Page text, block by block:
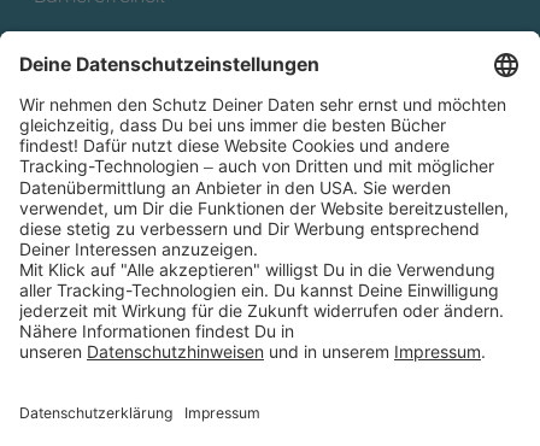
Partnerprogramm (Affiliate)
Folge uns auf
* Versandkostenfrei ab 9,00 € Bestellwert innerhalb
Deutschlands
** Lieferzeit 1-3 Werktage innerhalb Deutschlands
Thienemann-Esslinger Verlag GmbH, Blumenstraße 36, D-70182